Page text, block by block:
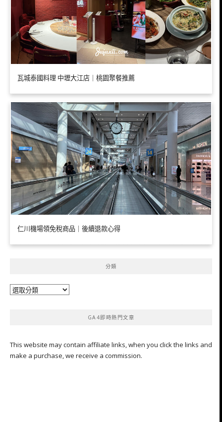
瓦城泰國料理 中壢大江店｜桃園聚餐推薦
仁川機場領免稅商品｜後續退款心得
分類
分
GA4即時熱門文章
This website may contain affiliate links, when you click the links and
make a purchase, we receive a commission.